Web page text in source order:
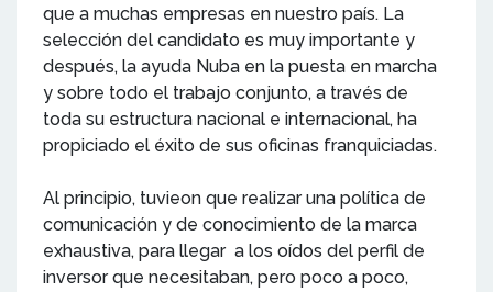
que a muchas empresas en nuestro país. La
selección del candidato es muy importante y
después, la ayuda Nuba en la puesta en marcha
y sobre todo el trabajo conjunto, a través de
toda su estructura nacional e internacional, ha
propiciado el éxito de sus oficinas franquiciadas.
Al principio, tuvieon que realizar una política de
comunicación y de conocimiento de la marca
exhaustiva, para llegar a los oídos del perfil de
inversor que necesitaban, pero poco a poco,